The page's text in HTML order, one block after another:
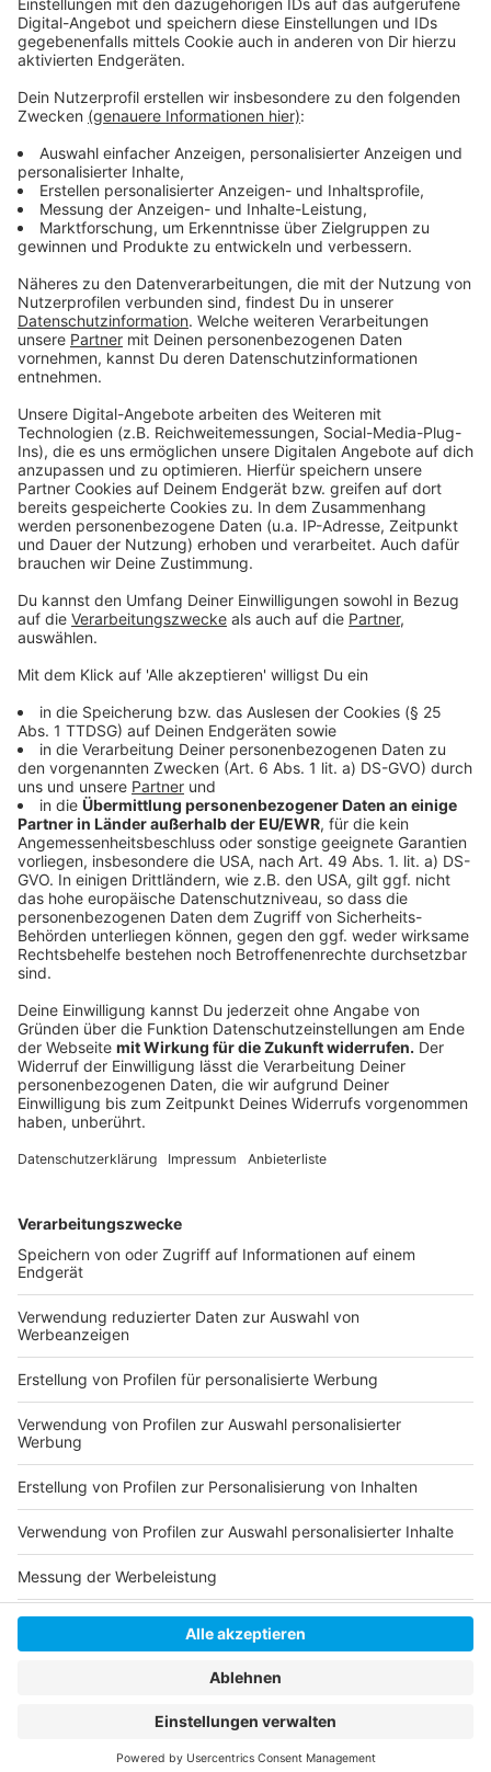
Schulbeginn verstärkt im Einsatz. Bis zu fünf
Radarfahrzeuge und drei Blitzeranhänger kontrollieren
die Geschwindigkeit und Halteverbote rund um
Schulen. Besonders im Fokus stehen Bereiche, in
denen viele Kinder zum ersten Mal allein im
Straßenverkehr unterwegs sind.
Anzeige
Düsseldof
Anzeige
Zum Schuljahr 2025/26 werden in Düsseldorf
nach den Sommerferien insgesamt 5.528 Kinder
eingeschult und beginnen ihre Schullaufbahn an
den Grundschulen.
Auch die weiterführenden Schulen verzeichnen
steigende Zahlen: 4.747 Kinder wechseln in die
fünften Klassen der städtischen Schulen – das
sind etwas mehr als im Vorjahr.
Besonders beliebt bleibt das Gymnasium: Über die
Hälfte der Kinder (2.555) starten dort als neue
Schüler.
Gesamtschulen 860 und an den Hauptschulen 152
Kinder ihre weiterführende Schullaufbahn.
Über 90 Prozent der Kinder mit Gymnasialwunsch
erhalten einen Platz an ihrer Wunschschule. Die
Stadt Düsseldorf führt dies auf ihr umfangreiches
Schulbauprogramm zurück.
Bis 2030 plant die Stadt Düsseldorf, rund 2
Milliarden Euro in den Ausbau und die
Modernisierung der Schulen zu investieren. Ziel ist
es, die Kapazitäten zu erweitern und die Qualität
Anzeige
Weitere Infos und Links zum Thema:
Gefahr durch Elterntaxis
Lehrkräftemangel bleibt Thema
Zahlen und Fakten zum Schulstart in Düsseldorf
Anzeige
Anzeige